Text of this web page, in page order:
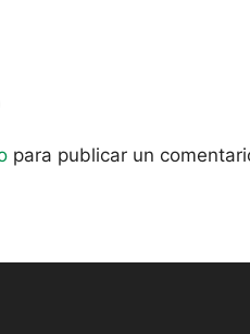
para publicar un